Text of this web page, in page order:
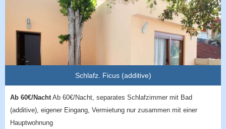
Schlafz. Ficus (additive)
Ab 60€/NachtAb 60€/Nacht, separates Schlafzimmer mit Bad
(additive), eigener Eingang, Vermietung nur zusammen mit einer
Hauptwohnung